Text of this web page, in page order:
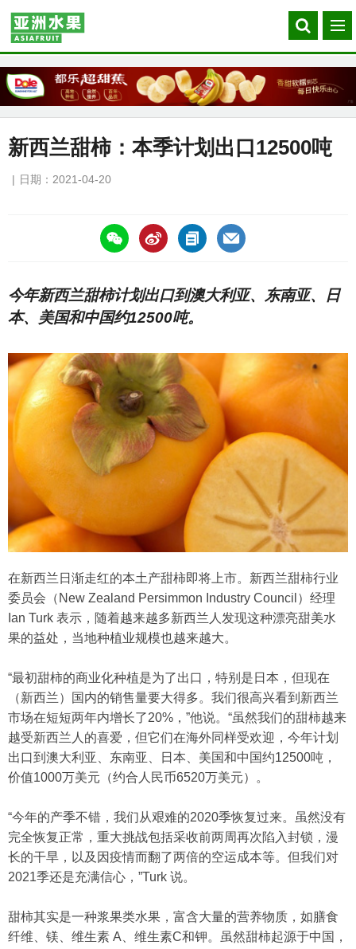
Search
our
菜
单
新西兰甜柿：本季计划出口12500吨
日期：2021-04-20
https://asiafruitchina.net/20671.html
今年新西兰甜柿计划出口到澳大利亚、东南亚、日
本、美国和中国约12500吨。
在新西兰日渐走红的本土产甜柿即将上市。新西兰甜柿行业
委员会（New Zealand Persimmon Industry Council）经理
Ian Turk 表示，随着越来越多新西兰人发现这种漂亮甜美水
果的益处，当地种植业规模也越来越大。
“最初甜柿的商业化种植是为了出口，特别是日本，但现在
（新西兰）国内的销售量要大得多。我们很高兴看到新西兰
市场在短短两年内增长了20%，”他说。“虽然我们的甜柿越来
越受新西兰人的喜爱，但它们在海外同样受欢迎，今年计划
出口到澳大利亚、东南亚、日本、美国和中国约12500吨，
价值1000万美元（约合人民币6520万美元）。
“今年的产季不错，我们从艰难的2020季恢复过来。虽然没有
完全恢复正常，重大挑战包括采收前两周再次陷入封锁，漫
长的干旱，以及因疫情而翻了两倍的空运成本等。但我们对
2021季还是充满信心，”Turk 说。
甜柿其实是一种浆果类水果，富含大量的营养物质，如膳食
纤维、镁、维生素 A、维生素C和钾。虽然甜柿起源于中国，